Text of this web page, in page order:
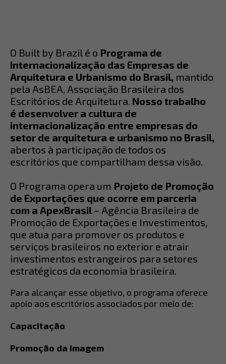
O Built by Brazil é o Programa de
Internacionalização das Empresas de
Arquitetura e Urbanismo do Brasil, mantido
pela AsBEA, Associação Brasileira dos
Escritórios de Arquitetura. Nosso trabalho
é desenvolver a cultura de
internacionalização entre empresas do
setor de arquitetura e urbanismo no Brasil,
abertos à participação de todos os
escritórios que compartilham dessa visão.
O Programa opera um Projeto de Promoção
de Exportações que ocorre em parceria
com a ApexBrasil – Agência Brasileira de
Promoção de Exportações e Investimentos,
que atua para promover os produtos e
serviços brasileiros no exterior e atrair
investimentos estrangeiros para setores
estratégicos da economia brasileira.
Para alcançar esse objetivo, o programa oferece
apoio aos escritórios associados por meio de:
Capacitação
Promoção da Imagem